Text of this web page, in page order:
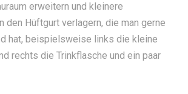
erweitern und kleinere
den Hüftgurt verlagern, die man gerne
hat, beispielsweise links die kleine
rechts die Trinkflasche und ein paar